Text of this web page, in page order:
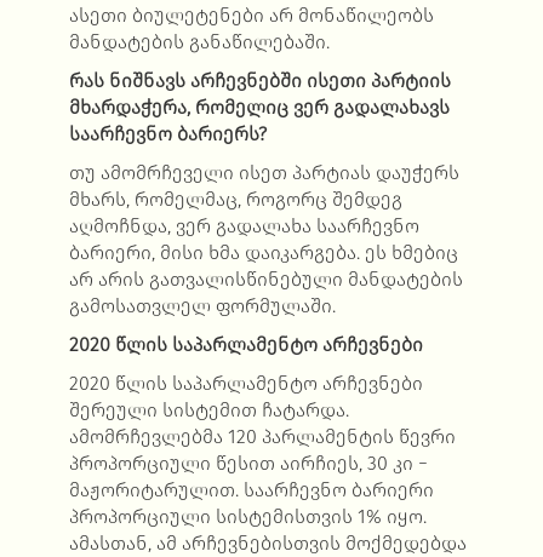
ასეთი ბიულეტენები არ მონაწილეობს
მანდატების განაწილებაში.
რას ნიშნავს არჩევნებში ისეთი პარტიის
მხარდაჭერა, რომელიც ვერ გადალახავს
საარჩევნო ბარიერს?
თუ ამომრჩეველი ისეთ პარტიას დაუჭერს
მხარს, რომელმაც, როგორც შემდეგ
აღმოჩნდა, ვერ გადალახა საარჩევნო
ბარიერი, მისი ხმა დაიკარგება. ეს ხმებიც
არ არის გათვალისწინებული მანდატების
გამოსათვლელ ფორმულაში.
2020 წლის საპარლამენტო არჩევნები
2020 წლის საპარლამენტო არჩევნები
შერეული სისტემით ჩატარდა.
ამომრჩევლებმა 120 პარლამენტის წევრი
პროპორციული წესით აირჩიეს, 30 კი −
მაჟორიტარულით. საარჩევნო ბარიერი
პროპორციული სისტემისთვის 1% იყო.
ამასთან, ამ არჩევნებისთვის მოქმედებდა